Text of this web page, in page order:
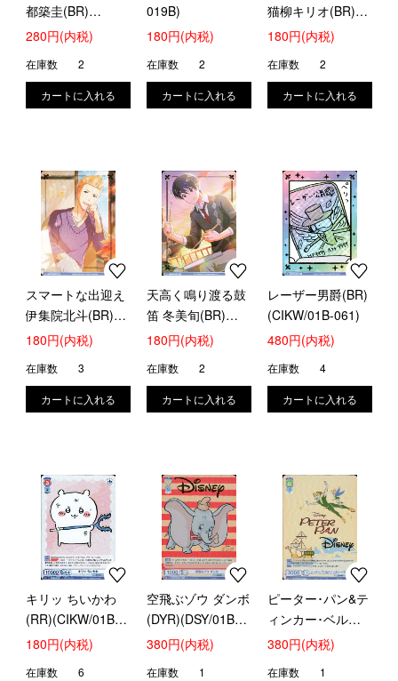
都築圭(BR)
(ISM/01B-014B)
280円(内税)
在庫数 2
019B)
180円(内税)
在庫数 2
猫柳キリオ(BR)
(ISM/01B-049B)
180円(内税)
在庫数 2
スマートな出迎え
伊集院北斗(BR)
(ISM/01B-051B)
180円(内税)
在庫数 3
天高く鳴り渡る鼓
笛 冬美旬(BR)
(ISM/01B-055B)
180円(内税)
在庫数 2
レーザー男爵(BR)
(CIKW/01B-061)
480円(内税)
在庫数 4
キリッ ちいかわ
(RR)(CIKW/01B-
024)
180円(内税)
在庫数 6
空飛ぶゾウ ダンボ
(DYR)(DSY/01B-
005D)
380円(内税)
在庫数 1
ピーター･パン&テ
ィンカー･ベル
(DYR)(DSY/01B-
380円(内税)
在庫数 1